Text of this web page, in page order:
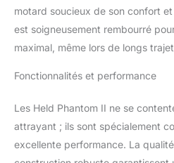
motard soucieux de son confort
est soigneusement rembourré
maximal, même lors de longs
Fonctionnalités et performance
Les Held Phantom II ne se
attrayant ; ils sont spécialement
excellente performance. La